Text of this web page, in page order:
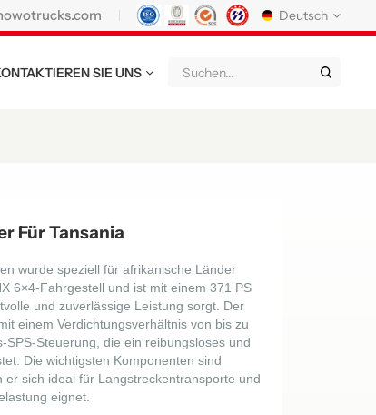
Deutsch
Tiếng Việt عربي
မြန်မာ Filipino
Türkmenler o'zbek Кыргызча
SIE UNS
Für Tansania
wurde speziell für afrikanische Länder
6×4-Fahrgestell und ist mit einem 371 PS
und zuverlässige Leistung sorgt. Der
einem Verdichtungsverhältnis von bis zu
Steuerung, die ein reibungsloses und
Die wichtigsten Komponenten sind
sich ideal für Langstreckentransporte und
eignet.